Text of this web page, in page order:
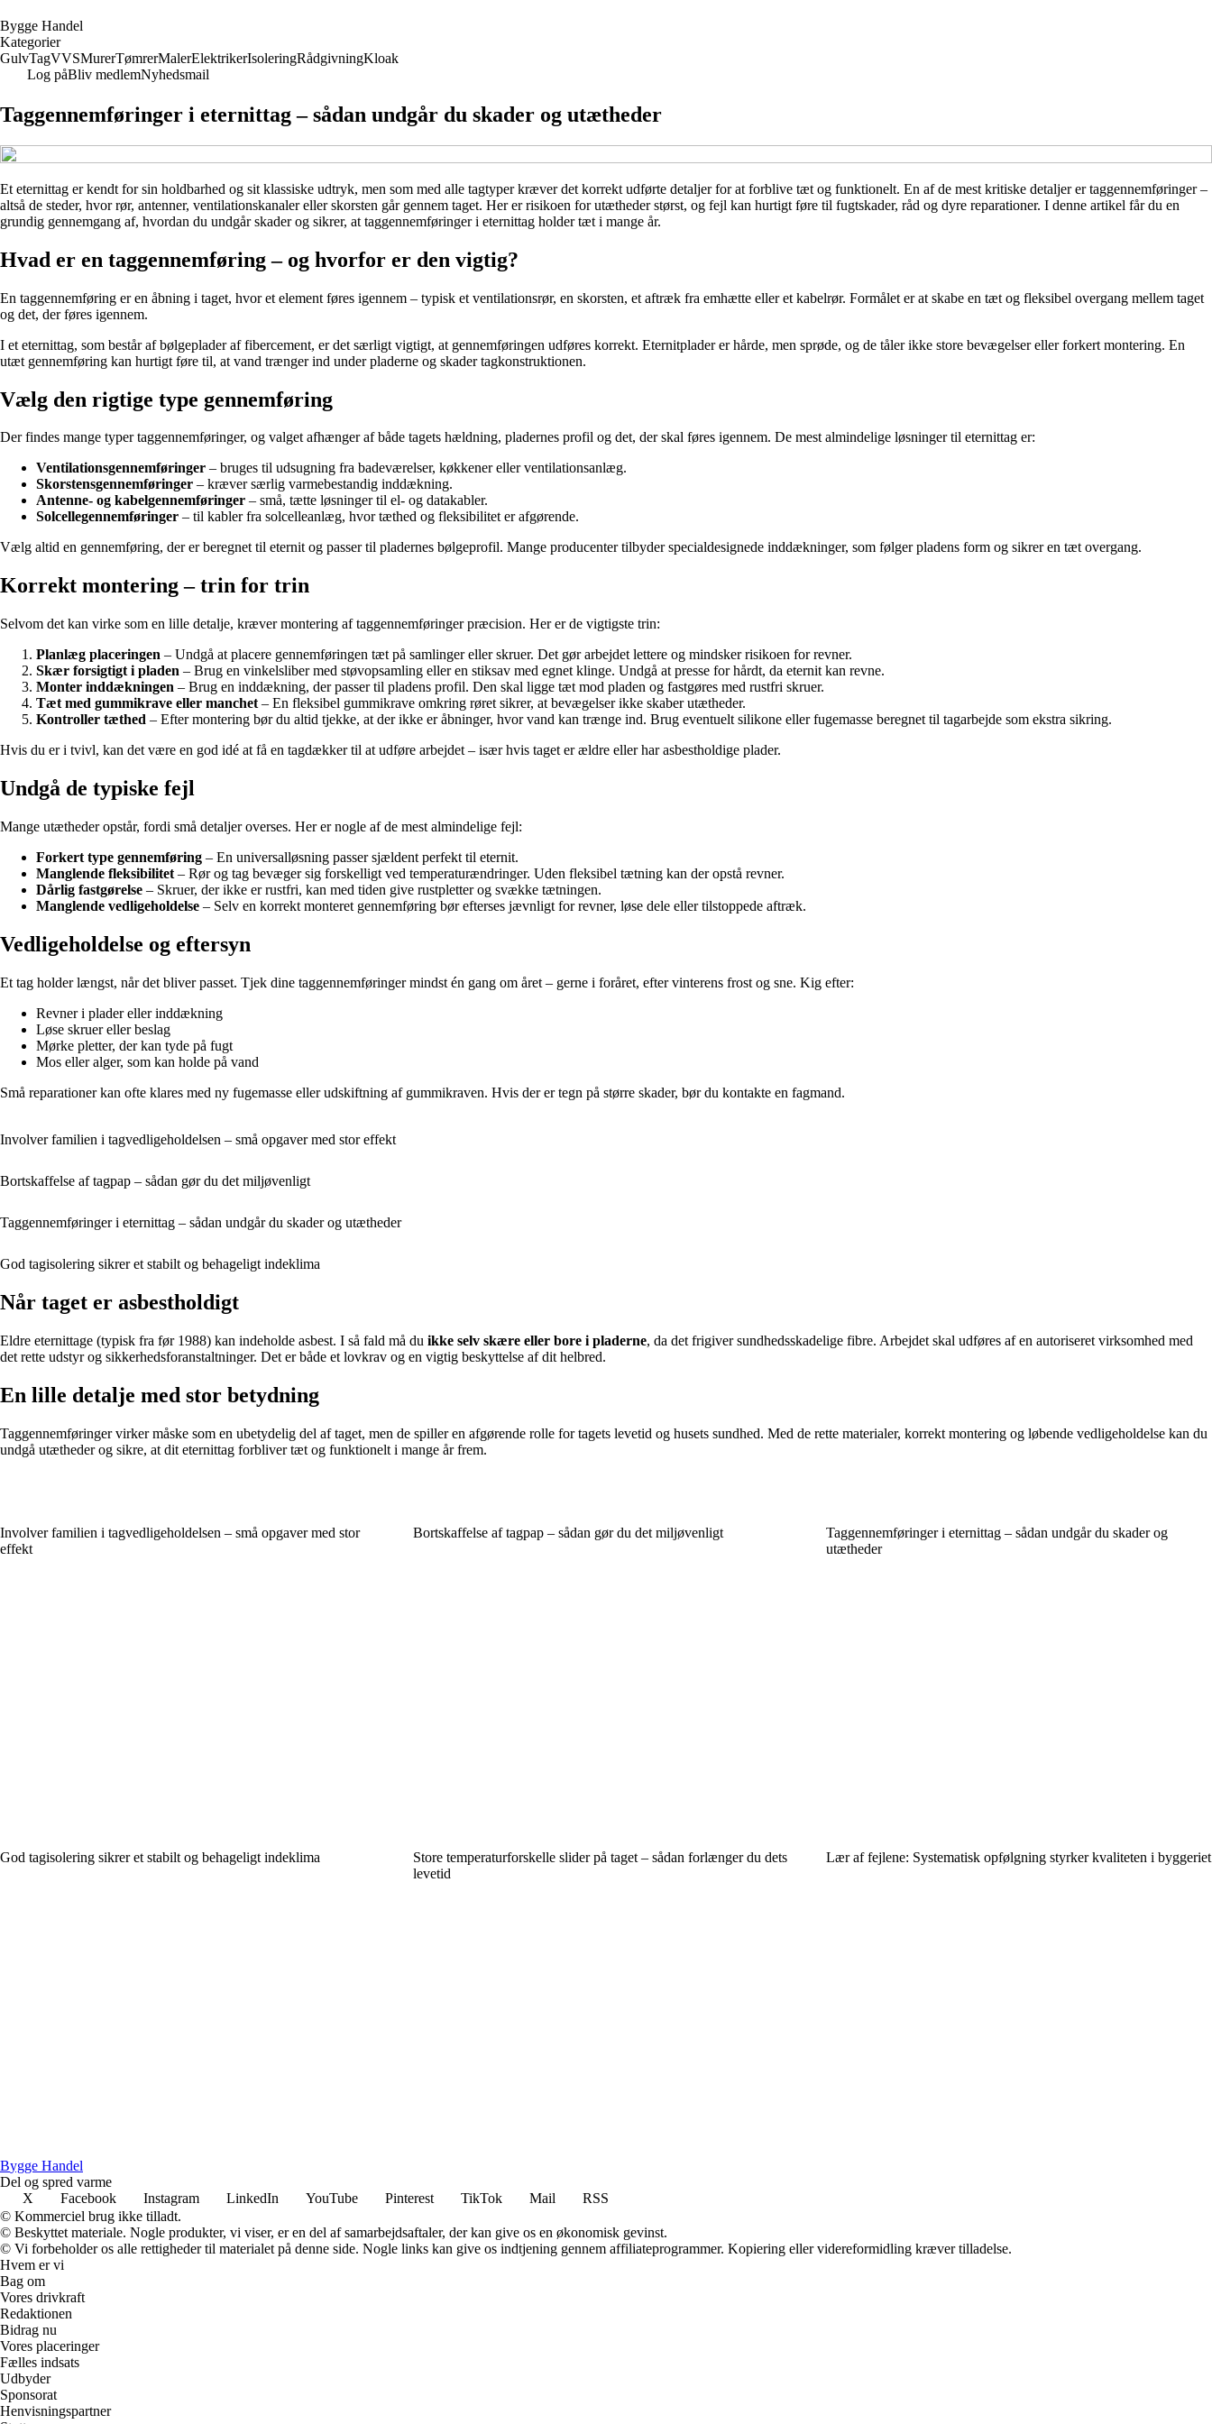
Bygge Handel
Kategorier
GulvTagVVSMurerTømrerMalerElektrikerIsoleringRådgivningKloak
Log påBliv medlemNyhedsmail
Taggennemføringer i eternittag – sådan undgår du skader og utætheder
Et eternittag er kendt for sin holdbarhed og sit klassiske udtryk, men som med alle tagtyper kræver det korrekt udførte detaljer for at forblive tæt og funktionelt. En af de mest kritiske detaljer er taggennemføringer –
altså de steder, hvor rør, antenner, ventilationskanaler eller skorsten går gennem taget. Her er risikoen for utætheder størst, og fejl kan hurtigt føre til fugtskader, råd og dyre reparationer. I denne artikel får du en
grundig gennemgang af, hvordan du undgår skader og sikrer, at taggennemføringer i eternittag holder tæt i mange år.
Hvad er en taggennemføring – og hvorfor er den vigtig?
En taggennemføring er en åbning i taget, hvor et element føres igennem – typisk et ventilationsrør, en skorsten, et aftræk fra emhætte eller et kabelrør. Formålet er at skabe en tæt og fleksibel overgang mellem taget
og det, der føres igennem.
I et eternittag, som består af bølgeplader af fibercement, er det særligt vigtigt, at gennemføringen udføres korrekt. Eternitplader er hårde, men sprøde, og de tåler ikke store bevægelser eller forkert montering. En
utæt gennemføring kan hurtigt føre til, at vand trænger ind under pladerne og skader tagkonstruktionen.
Vælg den rigtige type gennemføring
Der findes mange typer taggennemføringer, og valget afhænger af både tagets hældning, pladernes profil og det, der skal føres igennem. De mest almindelige løsninger til eternittag er:
Ventilationsgennemføringer – bruges til udsugning fra badeværelser, køkkener eller ventilationsanlæg.
Skorstensgennemføringer – kræver særlig varmebestandig inddækning.
Antenne- og kabelgennemføringer – små, tætte løsninger til el- og datakabler.
Solcellegennemføringer – til kabler fra solcelleanlæg, hvor tæthed og fleksibilitet er afgørende.
Vælg altid en gennemføring, der er beregnet til eternit og passer til pladernes bølgeprofil. Mange producenter tilbyder specialdesignede inddækninger, som følger pladens form og sikrer en tæt overgang.
Korrekt montering – trin for trin
Selvom det kan virke som en lille detalje, kræver montering af taggennemføringer præcision. Her er de vigtigste trin:
Planlæg placeringen – Undgå at placere gennemføringen tæt på samlinger eller skruer. Det gør arbejdet lettere og mindsker risikoen for revner.
Skær forsigtigt i pladen – Brug en vinkelsliber med støvopsamling eller en stiksav med egnet klinge. Undgå at presse for hårdt, da eternit kan revne.
Monter inddækningen – Brug en inddækning, der passer til pladens profil. Den skal ligge tæt mod pladen og fastgøres med rustfri skruer.
Tæt med gummikrave eller manchet – En fleksibel gummikrave omkring røret sikrer, at bevægelser ikke skaber utætheder.
Kontroller tæthed – Efter montering bør du altid tjekke, at der ikke er åbninger, hvor vand kan trænge ind. Brug eventuelt silikone eller fugemasse beregnet til tagarbejde som ekstra sikring.
Hvis du er i tvivl, kan det være en god idé at få en tagdækker til at udføre arbejdet – især hvis taget er ældre eller har asbestholdige plader.
Undgå de typiske fejl
Mange utætheder opstår, fordi små detaljer overses. Her er nogle af de mest almindelige fejl:
Forkert type gennemføring – En universalløsning passer sjældent perfekt til eternit.
Manglende fleksibilitet – Rør og tag bevæger sig forskelligt ved temperaturændringer. Uden fleksibel tætning kan der opstå revner.
Dårlig fastgørelse – Skruer, der ikke er rustfri, kan med tiden give rustpletter og svække tætningen.
Manglende vedligeholdelse – Selv en korrekt monteret gennemføring bør efterses jævnligt for revner, løse dele eller tilstoppede aftræk.
Vedligeholdelse og eftersyn
Et tag holder længst, når det bliver passet. Tjek dine taggennemføringer mindst én gang om året – gerne i foråret, efter vinterens frost og sne. Kig efter:
Revner i plader eller inddækning
Løse skruer eller beslag
Mørke pletter, der kan tyde på fugt
Mos eller alger, som kan holde på vand
Små reparationer kan ofte klares med ny fugemasse eller udskiftning af gummikraven. Hvis der er tegn på større skader, bør du kontakte en fagmand.
Involver familien i tagvedligeholdelsen – små opgaver med stor effekt
Bortskaffelse af tagpap – sådan gør du det miljøvenligt
Taggennemføringer i eternittag – sådan undgår du skader og utætheder
God tagisolering sikrer et stabilt og behageligt indeklima
Når taget er asbestholdigt
Eldre eternittage (typisk fra før 1988) kan indeholde asbest. I så fald må du ikke selv skære eller bore i pladerne, da det frigiver sundhedsskadelige fibre. Arbejdet skal udføres af en autoriseret virksomhed med
det rette udstyr og sikkerhedsforanstaltninger. Det er både et lovkrav og en vigtig beskyttelse af dit helbred.
En lille detalje med stor betydning
Taggennemføringer virker måske som en ubetydelig del af taget, men de spiller en afgørende rolle for tagets levetid og husets sundhed. Med de rette materialer, korrekt montering og løbende vedligeholdelse kan du
undgå utætheder og sikre, at dit eternittag forbliver tæt og funktionelt i mange år frem.
Involver familien i tagvedligeholdelsen – små opgaver med stor
effekt
Bortskaffelse af tagpap – sådan gør du det miljøvenligt
Taggennemføringer i eternittag – sådan undgår du skader og
utætheder
God tagisolering sikrer et stabilt og behageligt indeklima
Store temperaturforskelle slider på taget – sådan forlænger du dets
levetid
Lær af fejlene: Systematisk opfølgning styrker kvaliteten i byggeriet
Bygge Handel
Del og spred varme
X
Facebook Instagram LinkedIn YouTube Pinterest TikTok Mail
RSS
© Kommerciel brug ikke tilladt.
© Beskyttet materiale. Nogle produkter, vi viser, er en del af samarbejdsaftaler, der kan give os en økonomisk gevinst.
© Vi forbeholder os alle rettigheder til materialet på denne side. Nogle links kan give os indtjening gennem affiliateprogrammer. Kopiering eller videreformidling kræver tilladelse.
Hvem er vi
Bag om
Vores drivkraft
Redaktionen
Bidrag nu
Vores placeringer
Fælles indsats
Udbyder
Sponsorat
Henvisningspartner